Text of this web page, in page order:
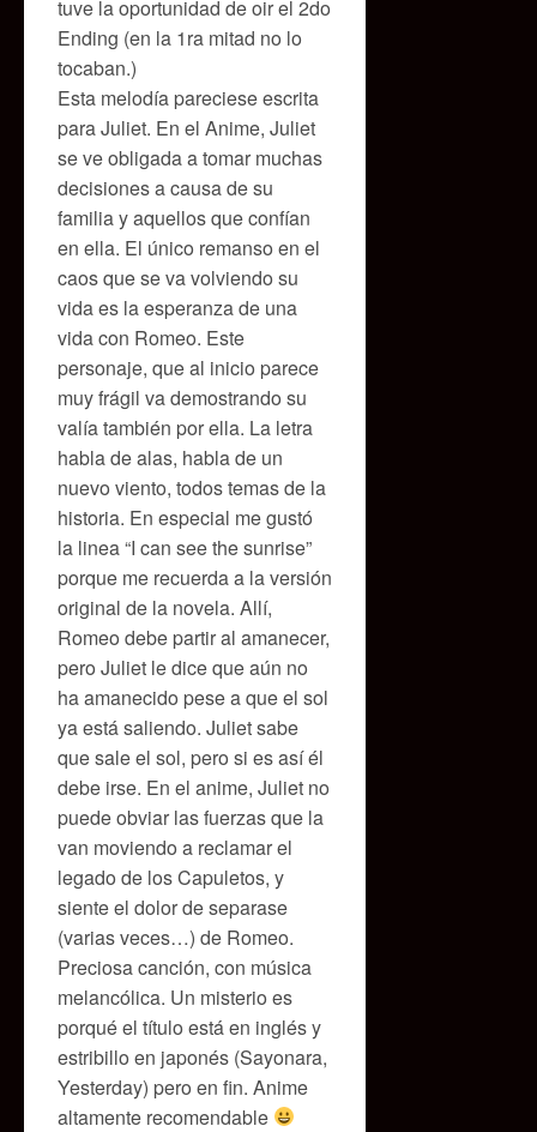
tuve la oportunidad de oir el 2do
Ending (en la 1ra mitad no lo
tocaban.)
Esta melodía pareciese escrita
para Juliet. En el Anime, Juliet
se ve obligada a tomar muchas
decisiones a causa de su
familia y aquellos que confían
en ella. El único remanso en el
caos que se va volviendo su
vida es la esperanza de una
vida con Romeo. Este
personaje, que al inicio parece
muy frágil va demostrando su
valía también por ella. La letra
habla de alas, habla de un
nuevo viento, todos temas de la
historia. En especial me gustó
la linea “I can see the sunrise”
porque me recuerda a la versión
original de la novela. Allí,
Romeo debe partir al amanecer,
pero Juliet le dice que aún no
ha amanecido pese a que el sol
ya está saliendo. Juliet sabe
que sale el sol, pero si es así él
debe irse. En el anime, Juliet no
puede obviar las fuerzas que la
van moviendo a reclamar el
legado de los Capuletos, y
siente el dolor de separase
(varias veces…) de Romeo.
Preciosa canción, con música
melancólica. Un misterio es
porqué el título está en inglés y
estribillo en japonés (Sayonara,
Yesterday) pero en fin. Anime
altamente recomendable